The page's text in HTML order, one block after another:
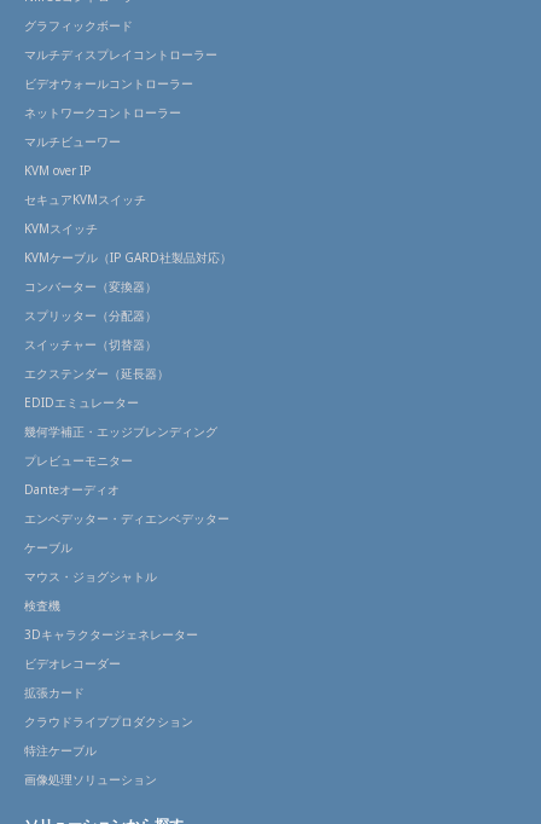
グラフィックボード
マルチディスプレイコントローラー
ビデオウォールコントローラー
ネットワークコントローラー
マルチビューワー
KVM over IP
セキュアKVMスイッチ
KVMスイッチ
KVMケーブル（IP GARD社製品対応）
コンバーター（変換器）
スプリッター（分配器）
スイッチャー（切替器）
エクステンダー（延長器）
EDIDエミュレーター
幾何学補正・エッジブレンディング
プレビューモニター
Danteオーディオ
エンベデッター・ディエンベデッター
ケーブル
マウス・ジョグシャトル
検査機
3Dキャラクタージェネレーター
ビデオレコーダー
拡張カード
クラウドライブプロダクション
特注ケーブル
画像処理ソリューション